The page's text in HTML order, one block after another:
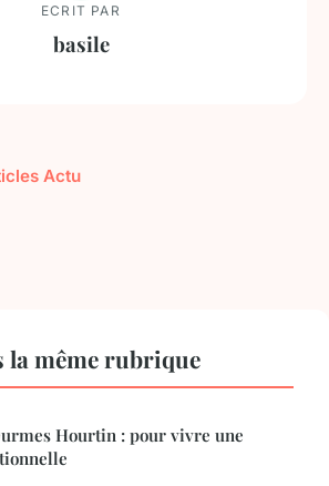
ECRIT PAR
basile
Actu
la même rubrique
Hourtin : pour vivre une